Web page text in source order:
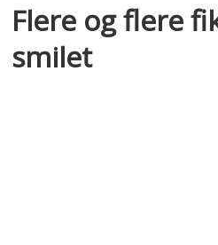
Flere og flere
smilet